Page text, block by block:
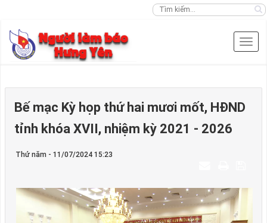
Bế mạc Kỳ họp thứ hai mươi mốt, HĐND
tỉnh khóa XVII, nhiệm kỳ 2021 - 2026
Thứ năm - 11/07/2024 15:23